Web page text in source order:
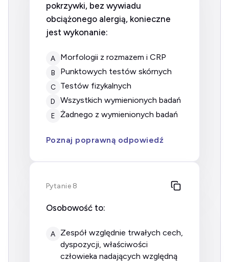
pokrzywki, bez wywiadu
obciążonego alergią, konieczne
jest wykonanie:
A morfologii z rozmazem i CRP
B punktowych testów skórnych
C testów fizykalnych
D wszystkich wymienionych badań
E żadnego z wymienionych badań
Poznaj poprawną odpowiedź
Pytanie 8
Osobowość to:
A
Zespół względnie trwałych cech,
dyspozycji, właściwości
człowieka nadających względną